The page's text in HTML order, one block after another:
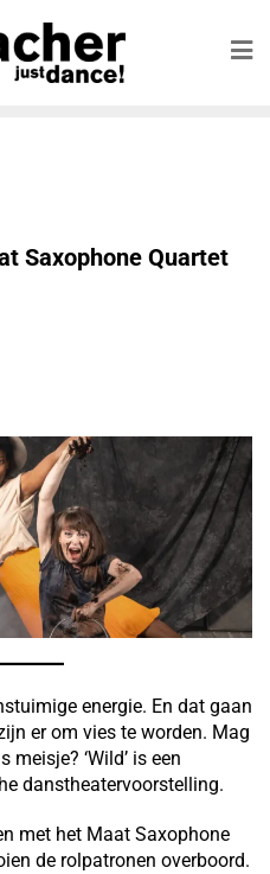
Saxophone Quartet
energie. En dat gaan
er om vies te worden. Mag
‘Wild’ is een
danstheatervoorstelling.
met het Maat Saxophone
de rolpatronen overboord.